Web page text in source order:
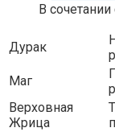
В
Дурак
Маг
Верховная
Жрица